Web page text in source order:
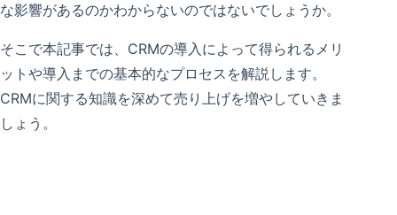
な影響があるのかわからないのではないでしょうか。
そこで本記事では、CRMの導入によって得られるメリ
ットや導入までの基本的なプロセスを解説します。
CRMに関する知識を深めて売り上げを増やしていきま
しょう。